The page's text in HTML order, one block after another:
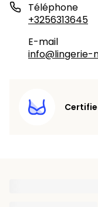
Téléphone
+3256313645
E-mail
info@lingerie-